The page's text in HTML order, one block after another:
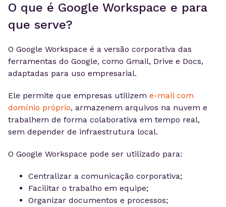
O que é Google Workspace e para
que serve?
O Google Workspace é a versão corporativa das
ferramentas do Google, como Gmail, Drive e Docs,
adaptadas para uso empresarial.
Ele permite que empresas utilizem e-mail com
domínio próprio, armazenem arquivos na nuvem e
trabalhem de forma colaborativa em tempo real,
sem depender de infraestrutura local.
O Google Workspace pode ser utilizado para:
Centralizar a comunicação corporativa;
Facilitar o trabalho em equipe;
Organizar documentos e processos;